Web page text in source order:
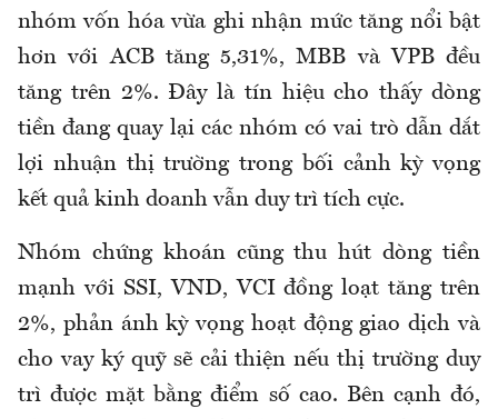
nhóm vốn hóa vừa ghi nhận mức tăng nổi bật
hơn với ACB tăng 5,31%, MBB và VPB đều
tăng trên 2%. Đây là tín hiệu cho thấy dòng
tiền đang quay lại các nhóm có vai trò dẫn dắt
lợi nhuận thị trường trong bối cảnh kỳ vọng
kết quả kinh doanh vẫn duy trì tích cực.
Nhóm chứng khoán cũng thu hút dòng tiền
mạnh với SSI, VND, VCI đồng loạt tăng trên
2%, phản ánh kỳ vọng hoạt động giao dịch và
cho vay ký quỹ sẽ cải thiện nếu thị trường duy
trì được mặt bằng điểm số cao. Bên cạnh đó,